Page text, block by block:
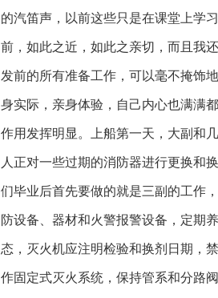
的汽笛声，以前这些只是在课堂上学
前，如此之近，如此之亲切，而且我
发前的所有准备工作，可以毫不掩饰
身实际，亲身体验，自己内心也满满
作用发挥明显。上船第一天，大副和
人正对一些过期的消防器进行更换和
们毕业后首先要做的就是三副的工作
防设备、器材和火警报警设备，定期
态，灭火机应注明检验和换剂日期，
作固定式灭火系统，保持管系和分路